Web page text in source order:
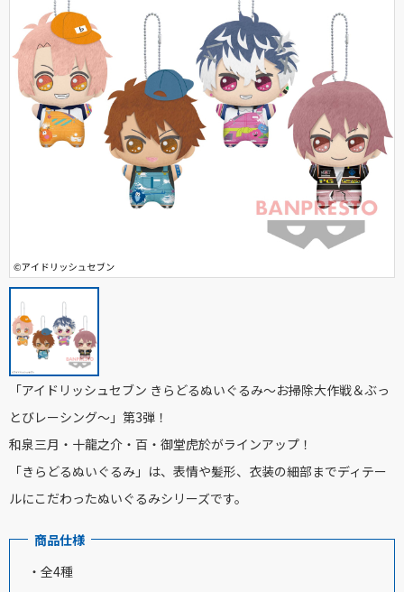
「アイドリッシュセブン きらどるぬいぐるみ～お掃除大作戦＆ぶっ
とびレーシング～」第3弾！
和泉三月・十龍之介・百・御堂虎於がラインアップ！
「きらどるぬいぐるみ」は、表情や髪形、衣装の細部までディテー
ルにこだわったぬいぐるみシリーズです。
商品仕様
・全4種